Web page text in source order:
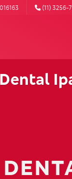
(11) 3256-